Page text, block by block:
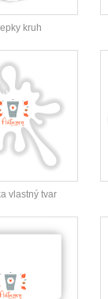
kruh
vlastný tvar